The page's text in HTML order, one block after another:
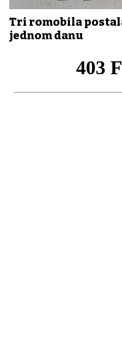
Tri romobila
jednom danu